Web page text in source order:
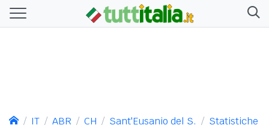
IT ABR CH Sant'Eusanio del S. Statistiche